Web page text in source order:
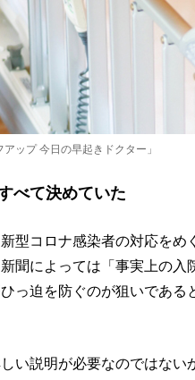
ップ 今日の早起きドクター」
べて決めていた
型コロナ感染者の対応をめ
聞によっては「事実上の入
っ迫を防ぐのが狙いである
い説明が必要なのではな